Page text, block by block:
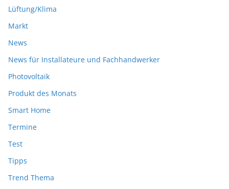
Lüftung/Klima
Markt
News
News für Installateure und Fachhandwerker
Photovoltaik
Produkt des Monats
Smart Home
Termine
Test
Tipps
Trend Thema